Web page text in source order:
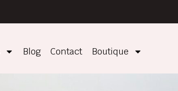
Blog Contact Boutique